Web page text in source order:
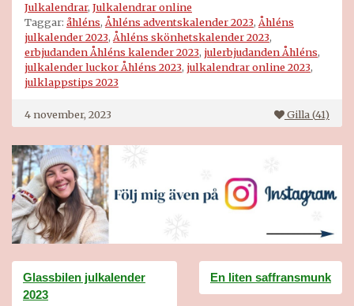
Julkalendrar, Julkalendrar online
Taggar: åhléns, Åhléns adventskalender 2023, Åhléns
julkalender 2023, Åhléns skönhetskalender 2023,
erbjudanden Åhléns kalender 2023, julerbjudanden Åhléns,
julkalender luckor Åhléns 2023, julkalendrar online 2023,
julklappstips 2023
4 november, 2023 Gilla (41)
Inläggsnavigering
Glassbilen julkalender
2023
En liten saffransmunk